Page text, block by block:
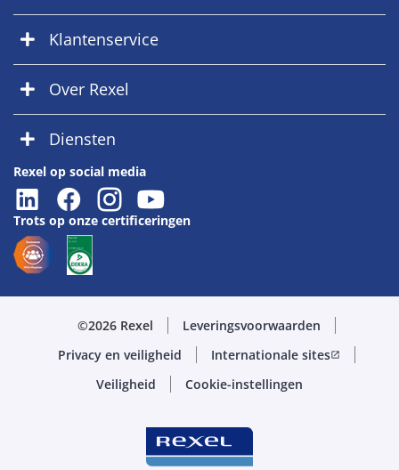
Klantenservice
Over Rexel
Diensten
Rexel op social media
Trots op onze certificeringen
©2026 Rexel
Leveringsvoorwaarden
Privacy en veiligheid
Internationale sitesopen_in_new
Veiligheid Cookie-instellingen